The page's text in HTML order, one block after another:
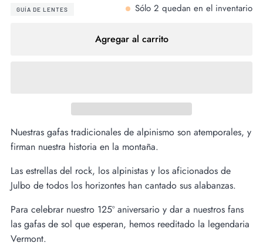
GUÍA DE LENTES Sólo 2 quedan en el inventario
Agregar al carrito
Nuestras gafas tradicionales de alpinismo son atemporales, y
firman nuestra historia en la montaña.
Las estrellas del rock, los alpinistas y los aficionados de
Julbo de todos los horizontes han cantado sus alabanzas.
Para celebrar nuestro 125º aniversario y dar a nuestros fans
las gafas de sol que esperan, hemos reeditado la legendaria
Vermont.